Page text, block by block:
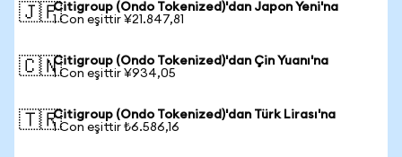
🇯🇵Citigroup (Ondo Tokenized)'dan Japon Yeni'na
1 Con eşittir ¥21.847,81
🇨🇳Citigroup (Ondo Tokenized)'dan Çin Yuanı'na
1 Con eşittir ¥934,05
🇹🇷Citigroup (Ondo Tokenized)'dan Türk Lirası'na
1 Con eşittir ₺6.586,16